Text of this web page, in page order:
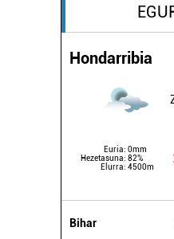
Hondarribia
Euria: 0mm
Hezetasuna: 82%
Elurra: 4500m
Bihar